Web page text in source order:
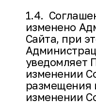
1.4.
изменено
Сайта, при
уведомляет
изменении
размещения
изменении